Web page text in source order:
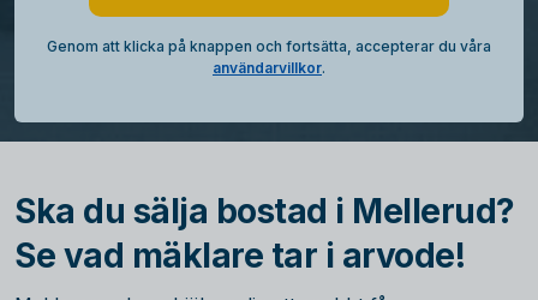
Genom att klicka på knappen och fortsätta, accepterar du våra
användarvillkor.
Ska du sälja bostad i Mellerud?
Se vad mäklare tar i arvode!